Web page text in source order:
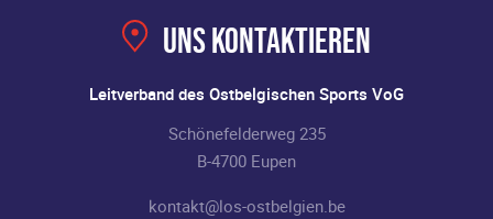
Uns kontaktieren
Leitverband des Ostbelgischen Sports VoG
Schönefelderweg 235
B-4700 Eupen
kontakt@los-ostbelgien.be